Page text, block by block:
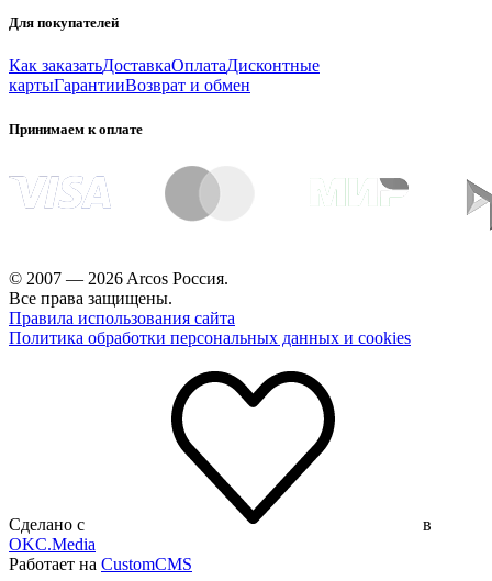
Для покупателей
Как заказатьДоставкаОплатаДисконтные
картыГарантииВозврат и обмен
Принимаем к оплате
© 2007 — 2026 Arcos Россия.
Все права защищены.
Правила использования сайта
Политика обработки персональных данных и cookies
Сделано с
в
OKC.Media
Работает на CustomCMS